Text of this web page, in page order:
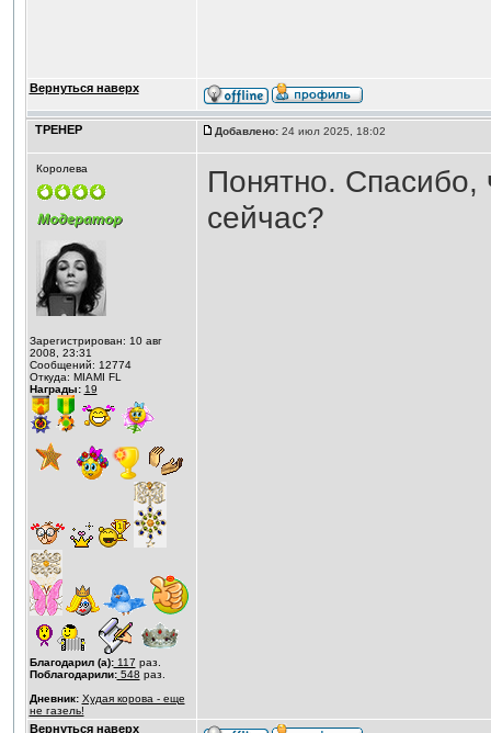
Вернуться наверх
ТРЕНЕР Добавлено:24 июл 2025, 18:02
Королева
Зарегистрирован: 10 авг
2008, 23:31
Сообщений: 12774
Откуда: MIAMI FL
Награды: 19
Благодарил (а):117 раз.
Поблагодарили:548 раз.
Дневник: Худая корова - еще
не газель!
Понятно. Спасибо,
сейчас?
Вернуться наверх